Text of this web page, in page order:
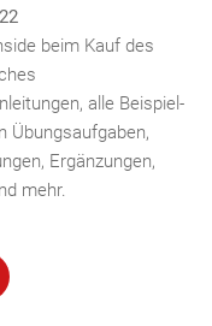
beim Kauf des
alle Beispiel-
Übungsaufgaben,
Ergänzungen,
mehr.